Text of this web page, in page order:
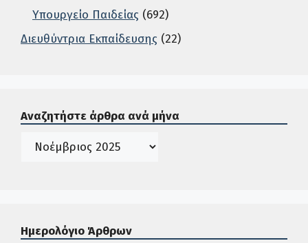
Υπουργείο Παιδείας (692)
Διευθύντρια Εκπαίδευσης (22)
Αναζητήστε άρθρα ανά μήνα
Ιστορικό
Ημερολόγιο Άρθρων